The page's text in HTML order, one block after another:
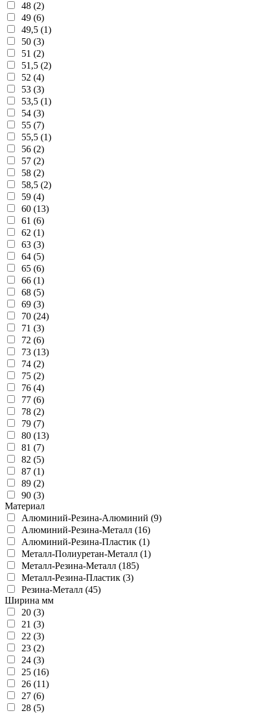
48 (2)
49 (6)
49,5 (1)
50 (3)
51 (2)
51,5 (2)
52 (4)
53 (3)
53,5 (1)
54 (3)
55 (7)
55,5 (1)
56 (2)
57 (2)
58 (2)
58,5 (2)
59 (4)
60 (13)
61 (6)
62 (1)
63 (3)
64 (5)
65 (6)
66 (1)
68 (5)
69 (3)
70 (24)
71 (3)
72 (6)
73 (13)
74 (2)
75 (2)
76 (4)
77 (6)
78 (2)
79 (7)
80 (13)
81 (7)
82 (5)
87 (1)
89 (2)
90 (3)
Материал
Алюминий-Резина-Алюминий (9)
Алюминий-Резина-Металл (16)
Алюминий-Резина-Пластик (1)
Металл-Полиуретан-Металл (1)
Металл-Резина-Металл (185)
Металл-Резина-Пластик (3)
Резина-Металл (45)
Ширина мм
20 (3)
21 (3)
22 (3)
23 (2)
24 (3)
25 (16)
26 (11)
27 (6)
28 (5)